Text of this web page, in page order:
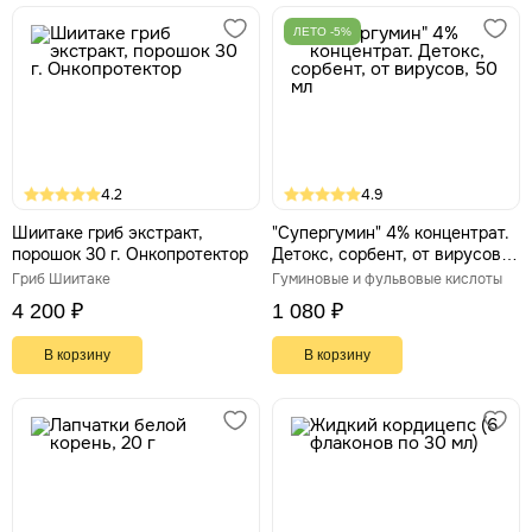
4.2
Шиитаке гриб экстракт,
порошок 30 г. Онкопротектор
Гриб Шиитаке
4 200 ₽
В корзину
ЛЕТО -5%
4.9
"Супергумин" 4% концентрат.
Детокс, сорбент, от вирусов,
50 мл
Гуминовые и фульвовые кислоты
1 080 ₽
В корзину